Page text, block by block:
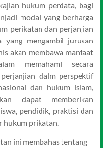
hukum perdata, bagi
modal yang berharga
perikatan dan perjanjian
yang mengambil jurusan
akan membawa manfaat
memahami secara
dalm perspektif
dan hukum islam,
dapat memberikan
pendidik, praktisi dan
hukum prikatan.
ini membahas tentang